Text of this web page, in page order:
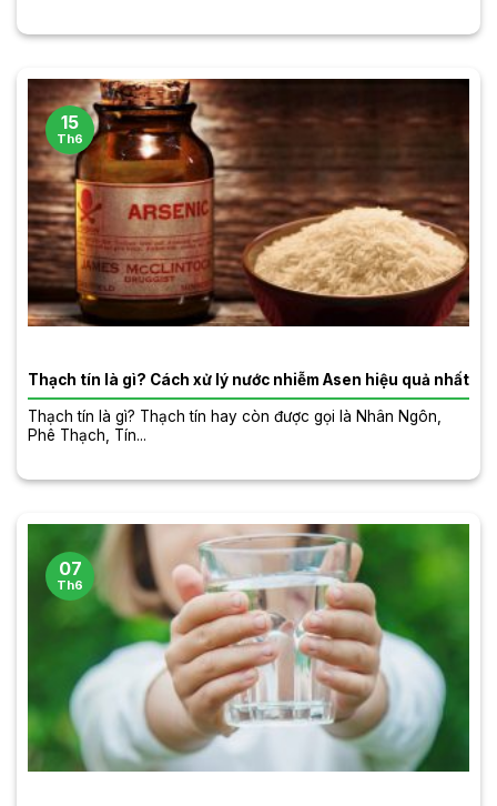
Thạch tín là gì? Cách xử lý nước nhiễm Asen hiệu quả nhất
Thạch tín là gì? Thạch tín hay còn được gọi là Nhân Ngôn,
Phê Thạch, Tín...
15
Th6
07
Th6